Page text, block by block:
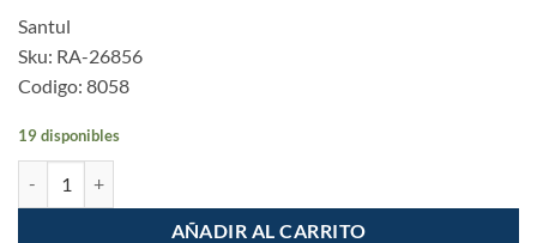
Santul
Sku: RA-26856
Codigo: 8058
19 disponibles
AÑADIR AL CARRITO